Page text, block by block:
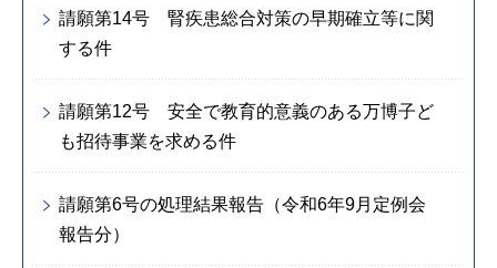
請願第14号 腎疾患総合対策の早期確立等に関
する件
請願第12号 安全で教育的意義のある万博子ど
も招待事業を求める件
請願第6号の処理結果報告（令和6年9月定例会
報告分）